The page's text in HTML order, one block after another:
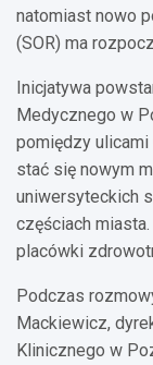
natomiast nowo
(SOR) ma
Inicjatywa
Medycznego w
pomiędzy
stać się nowym
uniwersyteckich
częściach
placówki
Podczas
Mackiewicz,
Klinicznego w